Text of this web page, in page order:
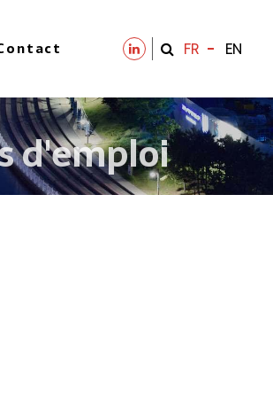
FR EN
d'emploi